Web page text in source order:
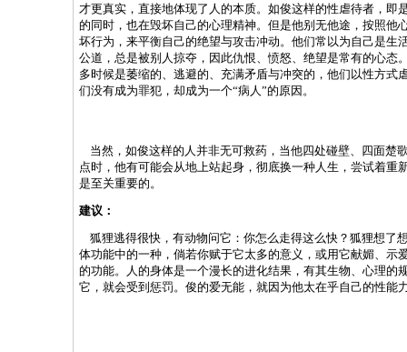
才更真实，直接地体现了人的本质。如俊这样的性虐待者，即
的同时，也在毁坏自己的心理精神。但是他别无他途，按照他
坏行为，来平衡自己的绝望与攻击冲动。他们常以为自己是生
公道，总是被别人掠夺，因此仇恨、愤怒、绝望是常有的心态
多时候是萎缩的、逃避的、充满矛盾与冲突的，他们以性方式
们没有成为罪犯，却成为一个“病人”的原因。
当然，如俊这样的人并非无可救药，当他四处碰壁、四面楚
点时，他有可能会从地上站起身，彻底换一种人生，尝试着重
是至关重要的。
建议：
狐狸逃得很快，有动物问它：你怎么走得这么快？狐狸想了
体功能中的一种，倘若你赋于它太多的意义，或用它献媚、示
的功能。人的身体是一个漫长的进化结果，有其生物、心理的
它，就会受到惩罚。俊的爱无能，就因为他太在乎自己的性能